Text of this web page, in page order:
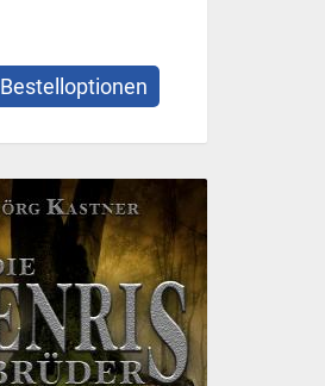
Bestelloptionen